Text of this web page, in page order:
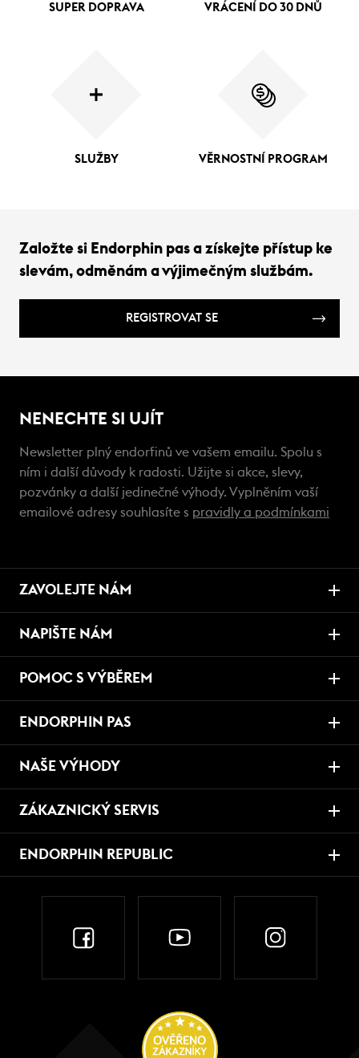
SUPER DOPRAVA VRÁCENÍ DO 30 DNŮ
SLUŽBY VĚRNOSTNÍ PROGRAM
Založte si Endorphin pas a získejte přístup ke
slevám, odměnám a výjimečným službám.
REGISTROVAT SE
NENECHTE SI UJÍT
Newsletter plný endorfinů ve vašem emailu. Spolu s
ním i další důvody k radosti. Užijte si akce, slevy,
pozvánky a další jedinečné výhody. Vyplněním vaší
emailové adresy souhlasíte s pravidly a podmínkami
ZAVOLEJTE NÁM
NAPIŠTE NÁM
POMOC S VÝBĚREM
ENDORPHIN PAS
NAŠE VÝHODY
ZÁKAZNICKÝ SERVIS
ENDORPHIN REPUBLIC